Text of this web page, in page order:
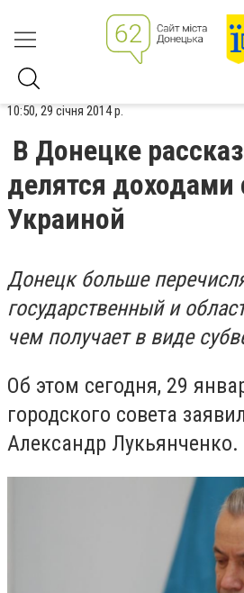
10:50, 29 січня 2014 р.
В Донецке
делятся доходами
Украиной
Донецк больше
государственный и
чем получает в виде
Об этом сегодня, 29
городского совета
Александр Лукьянченко.